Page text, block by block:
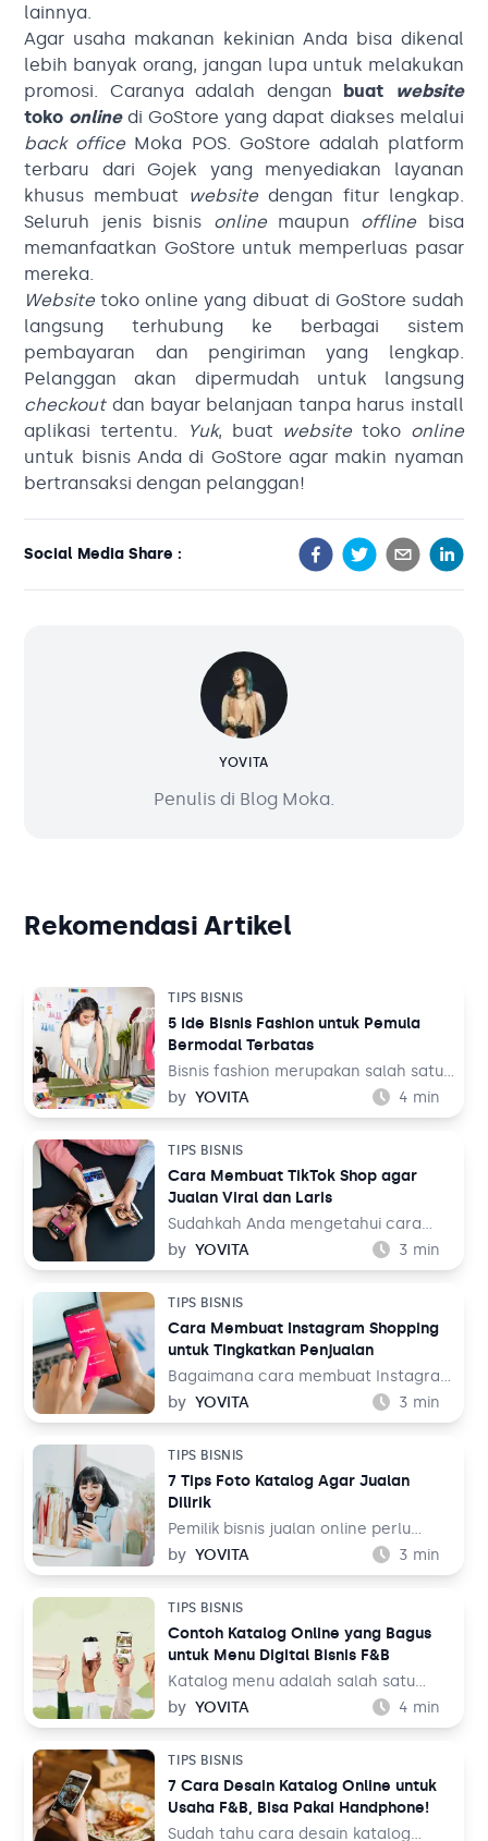
lainnya.
Agar usaha makanan kekinian Anda bisa dikenal
lebih banyak orang, jangan lupa untuk melakukan
promosi. Caranya adalah dengan buat
website
toko onlinedi GoStore yang dapat diakses melalui
back officeMoka POS. GoStore adalah platform
terbaru dari Gojek yang menyediakan layanan
khusus membuat
websitedengan fitur lengkap.
Seluruh jenis bisnis online maupun offlinebisa
memanfaatkan GoStore untuk memperluas pasar
mereka.
Websitetoko online yang dibuat di GoStore sudah
langsung terhubung ke berbagai sistem
pembayaran dan pengiriman yang lengkap.
Pelanggan akan dipermudah untuk langsung
checkoutdan bayar belanjaan tanpa harus install
aplikasi tertentu.
Yuk, buat websitetoko online
untuk bisnis Anda di GoStore agar makin nyaman
bertransaksi dengan pelanggan!
Social Media Share :
YOVITA
Penulis di Blog Moka.
Rekomendasi Artikel
TIPS BISNIS
5 Ide Bisnis Fashion untuk Pemula
Bermodal Terbatas
Bisnis fashion merupakan salah satu
bisnis yang tak akan pernah mati.
Sebab, pada dasarnya setiap orang
kehidupan sehari-hari mereka, baik
untuk bekerja maupun aktivitas
lainnya. Tentu ini jadi peluang bisnis
yang menjanjikan dari waktu ke
waktu.
by YOVITA 4 min
TIPS BISNIS
Cara Membuat TikTok Shop agar
Jualan Viral dan Laris
Sudahkah Anda mengetahui cara
membuat TikTok Shop? TikTok
merupakan salah satu media sosial
sosial yang menampilkan konten
audio visual tersebut dinilai menarik
karena menampilkan beragam tema,
mulai dari hiburan, resep makanan,
hingga pengetahuan. Bahkan media
sosial ini juga bisa digunakan untuk
Lalu, bagaimana cara membuatnya
untuk jualan online?
by YOVITA 3 min
TIPS BISNIS
Cara Membuat Instagram Shopping
untuk Tingkatkan Penjualan
Bagaimana cara membuat Instagram
Shopping? Instagram adalah salah
satu media sosial populer saat ini
orang di seluruh dunia. Dalam
perspektif bisnis, hal ini tentu menjadi
sebuah keuntungan.
by YOVITA 3 min
TIPS BISNIS
7 Tips Foto Katalog Agar Jualan
Dilirik
Pemilik bisnis jualan online perlu
belajar tentang fotografi produk
agar bisa menghasilkan foto yang
barang dagangan. Foto katalog tidak
bisa dilakukan sembarangan dan asal
upload ke tempat jualan. Saat
berbelanja, pengunjung toko online
bukan hanya membandingkan harga
dengan toko sebelah, tetapi juga
ada.
by YOVITA 3 min
TIPS BISNIS
Contoh Katalog Online yang Bagus
untuk Menu Digital Bisnis F&B
Katalog menu adalah salah satu
elemen penting dalam bisnis F&B.
Tidak hanya memudahkan pelanggan
mereka pesan, tapi katalog menu
juga bisa menjadi sarana
membangun image untuk bisnis Anda.
Oleh karena itu, mendesain katalog
by YOVITA 4 min
TIPS BISNIS
7 Cara Desain Katalog Online untuk
Usaha F&B, Bisa Pakai Handphone!
Sudah tahu cara desain katalog